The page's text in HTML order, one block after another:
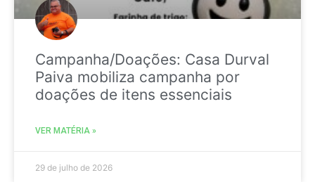
Campanha/Doações: Casa Durval
Paiva mobiliza campanha por
doações de itens essenciais
VER MATÉRIA »
29 de julho de 2026